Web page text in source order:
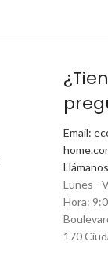
Email:
Lunes -
Hora:
170